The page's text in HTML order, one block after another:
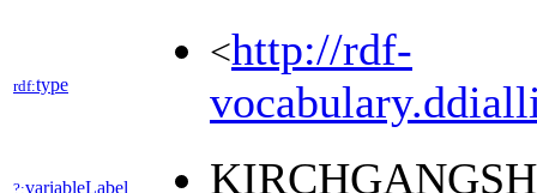
rdf:type
<http://rdf-
?:variableLabel